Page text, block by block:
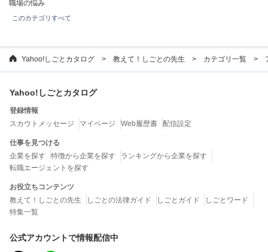
職場の悩み
このカテゴリすべて
Yahoo!しごとカタログ 教えて！しごとの先生 カテゴリ一覧
Yahoo!しごとカタログ
登録情報
スカウトメッセージ
マイページ Web履歴書 配信設定
仕事を見つける
企業を探す
特徴から企業を探す
ランキングから企業を探す
転職エージェントを探す
お役立ちコンテンツ
教えて！しごとの先生
しごとの法律ガイド しごとガイド
しごとワード
特集一覧
公式アカウントで情報配信中